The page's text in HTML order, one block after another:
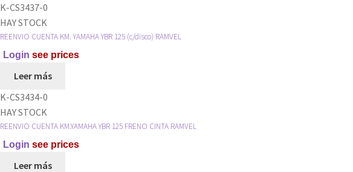
(GRANDE)
RAMVEL
cantidad
K-CS3437-0
HAY STOCK
REENVIO CUENTA KM. YAMAHA YBR 125 (c/disco) RAMVEL
Login see prices
Leer más
K-CS3434-0
HAY STOCK
REENVIO CUENTA KM.YAMAHA YBR 125 FRENO CINTA RAMVEL
Login see prices
Leer más